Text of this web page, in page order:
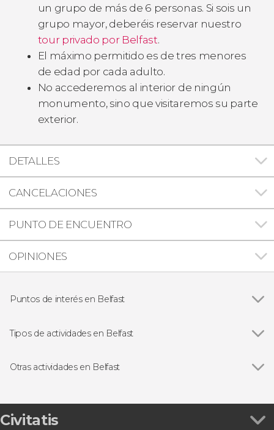
un grupo de más de 6 personas. Si sois un
grupo mayor, deberéis reservar nuestro
tour privado por Belfast.
El máximo permitido es de tres menores
de edad por cada adulto.
No accederemos al interior de ningún
monumento, sino que visitaremos su parte
exterior.
DETALLES
CANCELACIONES
PUNTO DE ENCUENTRO
OPINIONES
Puntos de interés en Belfast
Calzada del Gigante
Tipos de actividades en Belfast
Free Tour
Otras actividades en Belfast
Entrada a los Estudios de Juego de Tronos
Autobús turístico de Belfast
Civitatis